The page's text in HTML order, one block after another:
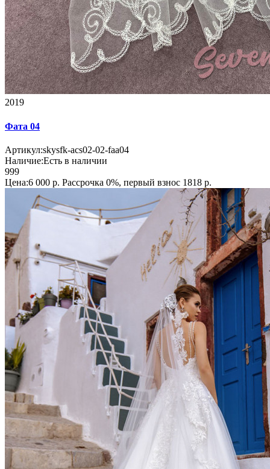
2019
Фата 04
Артикул:skysfk-acs02-02-faa04
Наличие:Есть в наличии
999
Цена:6 000 р. Рассрочка 0%, первый взнос 1818 р.